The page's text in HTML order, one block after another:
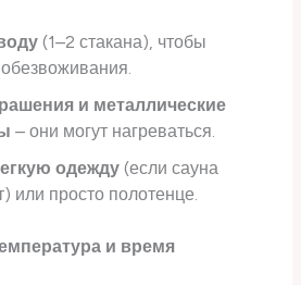
(1–2 стакана), чтобы
и металлические
– они могут нагреваться.
одежду(если сауна
или просто полотенце.
и время